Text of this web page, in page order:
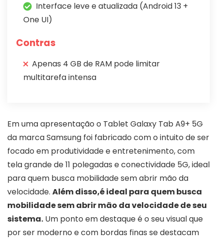
Interface leve e atualizada (Android 13 +
One UI)
Contras
Apenas 4 GB de RAM pode limitar
multitarefa intensa
Em uma apresentação o Tablet Galaxy Tab A9+ 5G
da marca Samsung foi fabricado com o intuito de ser
focado em produtividade e entretenimento, com
tela grande de 11 polegadas e conectividade 5G, ideal
para quem busca mobilidade sem abrir mão da
velocidade. Além disso,é ideal para quem busca
mobilidade sem abrir mão da velocidade de seu
sistema. Um ponto em destaque é o seu visual que
por ser moderno e com bordas finas se destacam